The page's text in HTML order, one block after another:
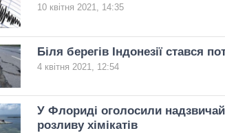
10 квітня 2021, 14:35
Біля берегів Індонезії стався
4 квітня 2021, 12:54
У Флориді оголосили
розливу хімікатів